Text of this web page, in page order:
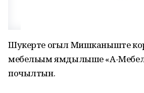
Шукерте огыл Мишканыште
мебельым ямдылыше «А-
почылтын.